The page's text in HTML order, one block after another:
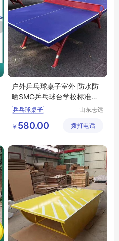
户外乒乓球桌子室外 防水防
晒SMC乒乓球台学校标准比
赛训练桌
乒乓球桌子
山东志远
有限公司
￥ 580.00 拨打电话